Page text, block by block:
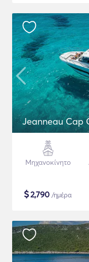
Jeanneau Cap
Μηχανοκίνητο
$2,790 /ημέρα